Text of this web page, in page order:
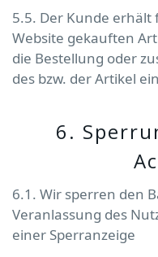
5.5. Der Kunde erhält
Website gekauften
die Bestellung oder
des bzw. der Artikel
6.
6.1. Wir sperren den
Veranlassung des
einer Sperranzeige